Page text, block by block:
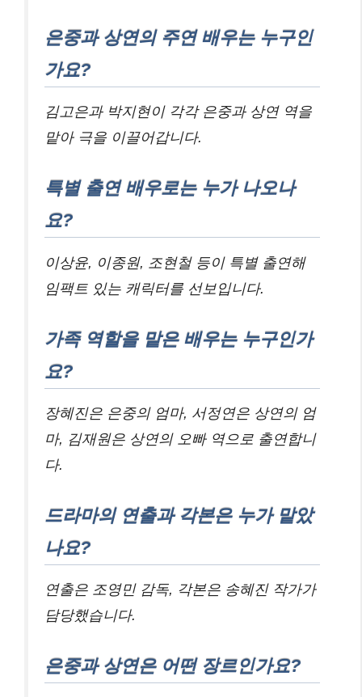
은중과 상연의 주연 배우는 누구인
가요?
김고은과 박지현이 각각 은중과 상연 역을
맡아 극을 이끌어갑니다.
특별 출연 배우로는 누가 나오나
요?
이상윤, 이종원, 조현철 등이 특별 출연해
임팩트 있는 캐릭터를 선보입니다.
가족 역할을 맡은 배우는 누구인가
요?
장혜진은 은중의 엄마, 서정연은 상연의 엄
마, 김재원은 상연의 오빠 역으로 출연합니
다.
드라마의 연출과 각본은 누가 맡았
나요?
연출은 조영민 감독, 각본은 송혜진 작가가
담당했습니다.
은중과 상연은 어떤 장르인가요?